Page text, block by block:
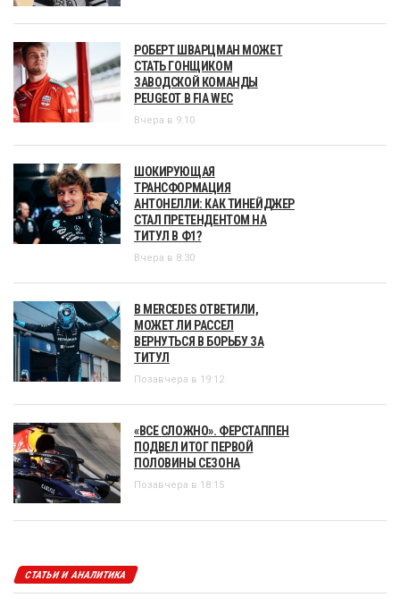
РОБЕРТ ШВАРЦМАН МОЖЕТ
СТАТЬ ГОНЩИКОМ
ЗАВОДСКОЙ КОМАНДЫ
PEUGEOT В FIA WEC
Вчера в 9:10
ШОКИРУЮЩАЯ
ТРАНСФОРМАЦИЯ
АНТОНЕЛЛИ: КАК ТИНЕЙДЖЕР
СТАЛ ПРЕТЕНДЕНТОМ НА
ТИТУЛ В Ф1?
Вчера в 8:30
В MERCEDES ОТВЕТИЛИ,
МОЖЕТ ЛИ РАССЕЛ
ВЕРНУТЬСЯ В БОРЬБУ ЗА
ТИТУЛ
Позавчера в 19:12
«ВСЕ СЛОЖНО». ФЕРСТАППЕН
ПОДВЕЛ ИТОГ ПЕРВОЙ
ПОЛОВИНЫ СЕЗОНА
Позавчера в 18:15
СТАТЬИ И АНАЛИТИКА